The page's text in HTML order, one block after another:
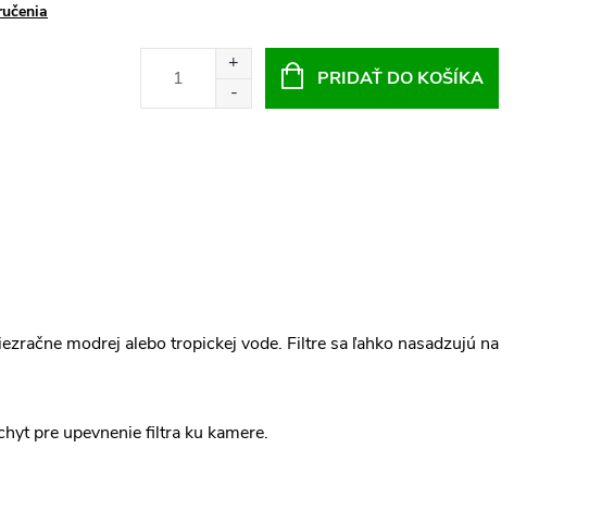
PRIDAŤ DO KOŠÍKA
modrej alebo tropickej vode. Filtre sa ľahko nasadzujú na
pre upevnenie filtra ku kamere.